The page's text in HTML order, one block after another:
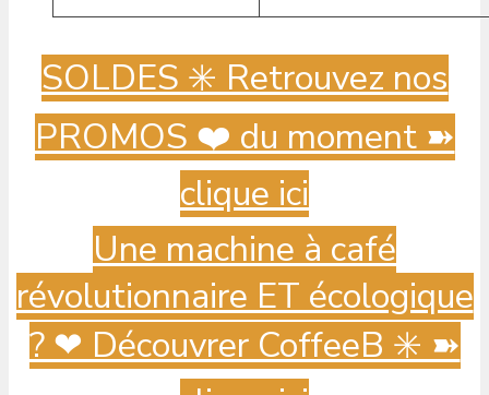
SOLDES ✳️ Retrouvez nos
PROMOS ❤️ du moment ➽
clique ici
Une machine à café
révolutionnaire ET écologique
? ️❤ Découvrer CoffeeB ✳️ ➽